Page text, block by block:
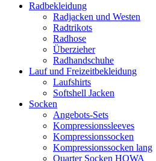
Radbekleidung
Radjacken und Westen
Radtrikots
Radhose
Überzieher
Radhandschuhe
Lauf und Freizeitbekleidung
Laufshirts
Softshell Jacken
Socken
Angebots-Sets
Kompressionssleeves
Kompressionssocken
Kompressionssocken lang
Quarter Socken HOWA